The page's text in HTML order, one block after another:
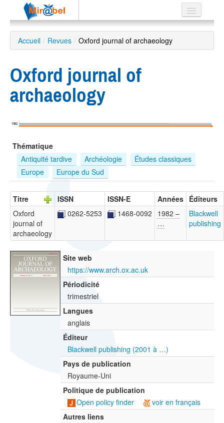
Le réseau
Soutien
Listes
Recherche
EN
ES
?
Accueil / Revues / Oxford journal of archaeology
Oxford journal of
archaeology
1982
Thématique
Antiquité tardive
Archéologie
Études classiques
Europe
Europe du Sud
Titre ISSN ISSN-E Années Éditeurs
Oxford
journal of
archaeology
0262-5253 1468-0092
1982 –
…
Blackwell
publishing
Site web
https://www.arch.ox.ac.uk
Périodicité
trimestriel
Langues
anglais
Éditeur
Blackwell publishing (2001 à …)
Pays de publication
Royaume-Uni
Politique de publication
Open policy finder
voir en français
Autres liens